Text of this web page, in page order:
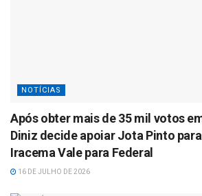
NOTÍCIAS
Após obter mais de 35 mil votos
Diniz decide apoiar Jota Pinto
Iracema Vale para Federal
16 DE JULHO DE 2026